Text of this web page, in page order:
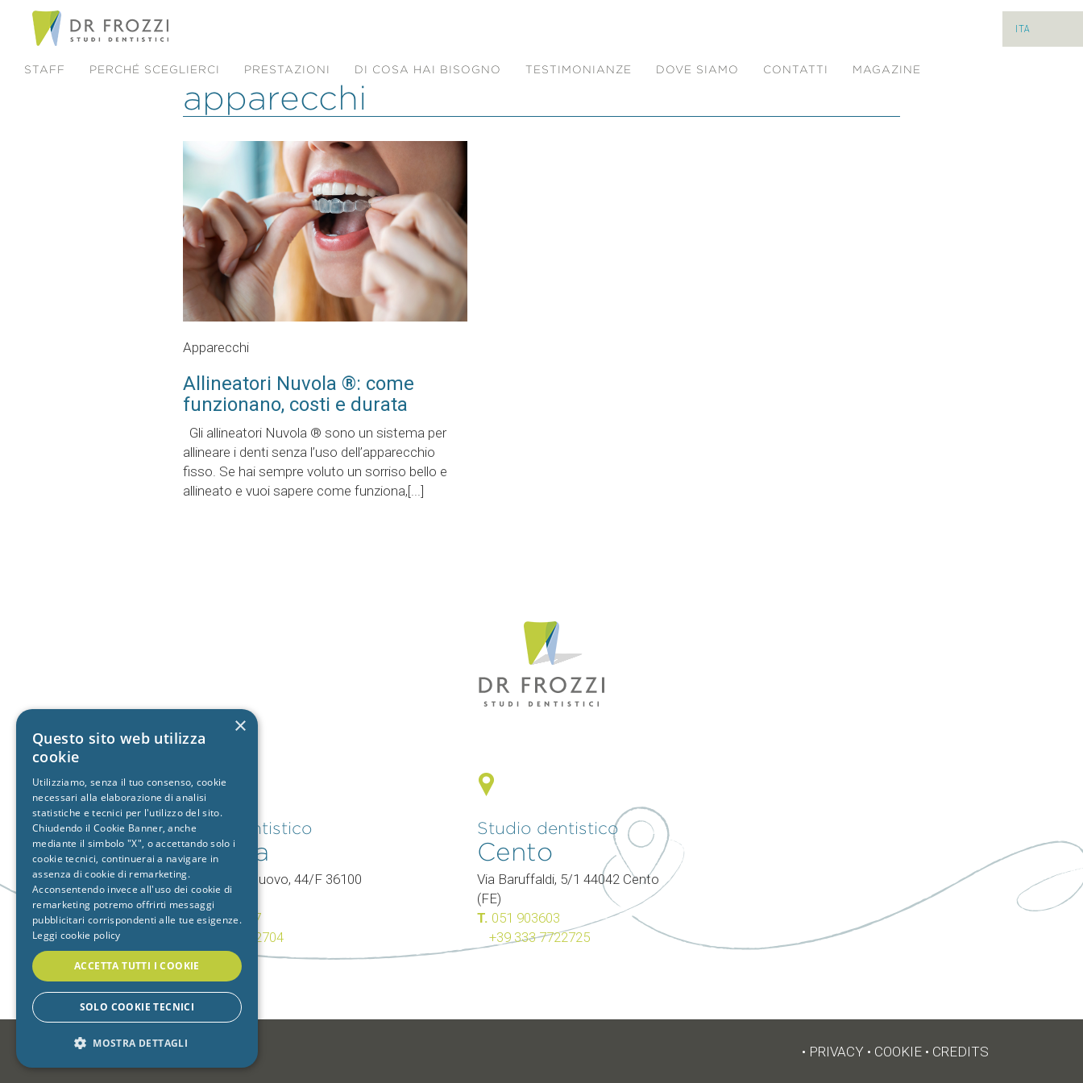
ITA
STAFF PERCHÉ SCEGLIERCI PRESTAZIONI DI COSA HAI BISOGNO TESTIMONIANZE DOVE SIAMO CONTATTI MAGAZINE
apparecchi
Apparecchi
Allineatori Nuvola ®: come
funzionano, costi e durata
Gli allineatori Nuvola ® sono un sistema per
allineare i denti senza l’uso dell’apparecchio
fisso. Se hai sempre voluto un sorriso bello e
allineato e vuoi sapere come funziona,[...]
Studio dentistico
Vicenza
V.le Mercato Nuovo, 44/F 36100
Vicenza (VI)
T.0444 960057
+39 392 9402704
Studio dentistico
Cento
Via Baruffaldi, 5/1 44042 Cento
(FE)
T. 051 903603
+39 333 7722725
- • PRIVACY • COOKIE • CREDITS
×
Questo sito web utilizza
cookie
Utilizziamo, senza il tuo consenso, cookie
necessari alla elaborazione di analisi
statistiche e tecnici per l'utilizzo del sito.
Chiudendo il Cookie Banner, anche
mediante il simbolo "X", o accettando solo i
cookie tecnici, continuerai a navigare in
assenza di cookie di remarketing.
Acconsentendo invece all'uso dei cookie di
remarketing potremo offrirti messaggi
pubblicitari corrispondenti alle tue esigenze.
Leggi cookie policy
ACCETTA TUTTI I COOKIE
SOLO COOKIE TECNICI
MOSTRA DETTAGLI